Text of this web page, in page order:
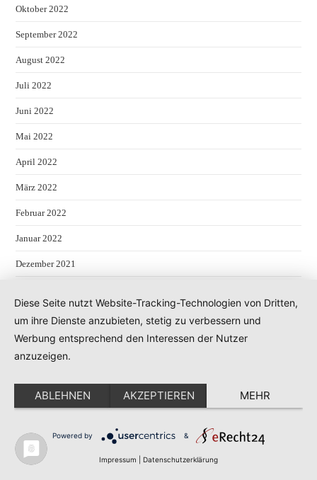
Oktober 2022
September 2022
August 2022
Juli 2022
Juni 2022
Mai 2022
April 2022
März 2022
Februar 2022
Januar 2022
Dezember 2021
September 2021
August 2021
November 2020
August 2020
Juli 2020
Diese Seite nutzt Website-Tracking-Technologien von Dritten,
um ihre Dienste anzubieten, stetig zu verbessern und
Werbung entsprechend den Interessen der Nutzer
anzuzeigen.
ABLEHNEN AKZEPTIEREN MEHR
Powered by &
Impressum Datenschutzerklärung